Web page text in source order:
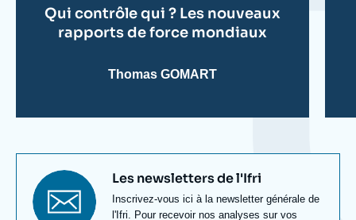
national du Mérite français et a reçu la Croix de
chevalier de l'Ordre du Mérite de la République de
Qui contrôle qui ? Les nouveaux
rapports de force mondiaux
Thomas GOMART
Titre
newsletter
Les newsletters de l'Ifri
Texte
Newsletter
Inscrivez-vous ici à la newsletter générale de
l'Ifri. Pour recevoir nos analyses sur vos